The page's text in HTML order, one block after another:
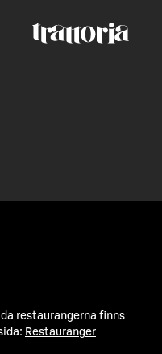
restaurangerna finns
Restauranger